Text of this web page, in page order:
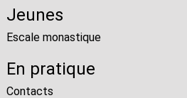
Jeunes
Escale monastique
En pratique
Contacts